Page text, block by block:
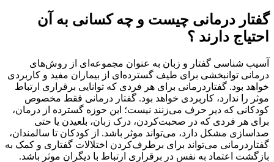
گفتار درمانی چیست و چه کسانی به آن
احتیاج دارند ؟
آسیب شناسی گفتار و زبان به عنوان مجموعه‌ای از روش‌های
درمانی توانبخشی برای طیف گسترده‌ای از بیماران مفید و کاربردی
خواهد بود. گفتاردرمانی برای هر فردی که توانایی برقراری ارتباط
موثر را ندارد، کاربردی خواهد بود. گفتار درمانی فقط مخصوص
کودکانی که دیر حرف می‌زنند نیست؛ این حوزه گسترده از درمان،
برای هر فردی که در صحبت‌کردن، درک زبان، بلعیدن یا حتی
صداسازی مشکل دارد، می‌تواند موثر باشد. از کودکان تا سالمندان،
گفتاردرمانی می‌تواند برای برطرف‌کردن اختلالات گفتاری و کمک به
بازگشت اعتماد به‌ نفس در برقراری ارتباط با دیگران موثر باشد.